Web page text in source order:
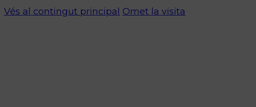
Vés al contingut principal Omet la visita